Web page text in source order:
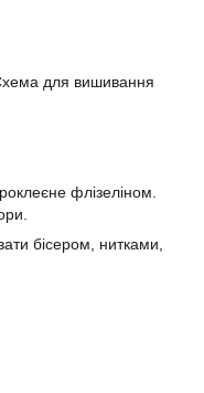
для вишивання
флізеліном.
бісером, нитками,